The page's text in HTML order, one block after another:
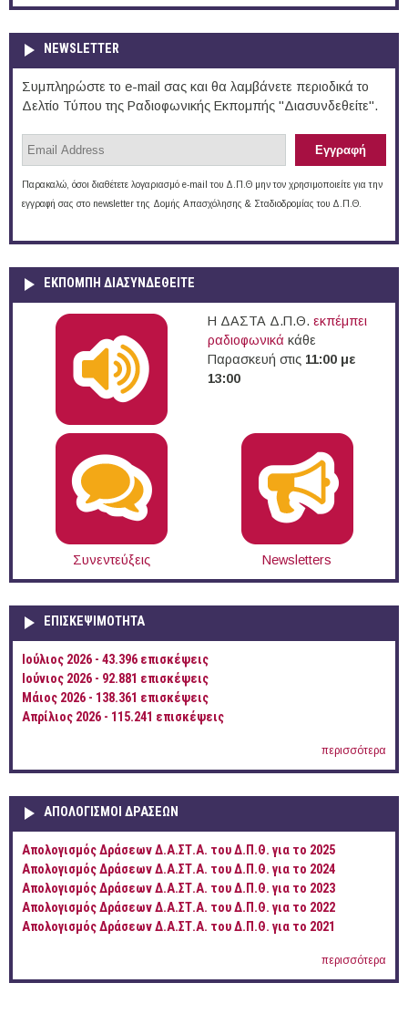
NEWSLETTER
Συμπληρώστε το e-mail σας και θα λαμβάνετε περιοδικά το
Δελτίο Τύπου της Ραδιοφωνικής Εκπομπής "Διασυνδεθείτε".
Παρακαλώ, όσοι διαθέτετε λογαριασμό e-mail του Δ.Π.Θ μην τον χρησιμοποιείτε για την
εγγραφή σας στο newsletter της Δομής Απασχόλησης & Σταδιοδρομίας του Δ.Π.Θ.
ΕΚΠΟΜΠΉ ΔΙΑΣΥΝΔΕΘΕΊΤΕ
Η ΔΑΣΤΑ Δ.Π.Θ. εκπέμπει
ραδιοφωνικά κάθε
Παρασκευή στις 11:00 με
13:00
Συνεντεύξεις Newsletters
ΕΠΙΣΚΕΨΙΜΌΤΗΤΑ
Ιούλιος 2026 - 43.396 επισκέψεις
Ιούνιος 2026 - 92.881 επισκέψεις
Μάιος 2026 - 138.361 επισκέψεις
Απρίλιος 2026 - 115.241 επισκέψεις
περισσότερα
ΑΠΟΛΟΓΙΣΜΟΊ ΔΡΆΣΕΩΝ
Απολογισμός Δράσεων Δ.Α.ΣΤ.Α. του Δ.Π.Θ. για το 2025
Απολογισμός Δράσεων Δ.Α.ΣΤ.Α. του Δ.Π.Θ. για το 2024
Απολογισμός Δράσεων Δ.Α.ΣΤ.Α. του Δ.Π.Θ. για το 2023
Απολογισμός Δράσεων Δ.Α.ΣΤ.Α. του Δ.Π.Θ. για το 2022
Απολογισμός Δράσεων Δ.Α.ΣΤ.Α. του Δ.Π.Θ. για το 2021
περισσότερα